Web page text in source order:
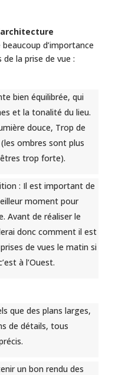
beaucoup d’importance
la prise de vue :
bien équilibrée, qui
et la tonalité du lieu.
douce, Trop de
ombres sont plus
trop forte).
: Il est important de
moment pour
Avant de réaliser le
donc comment il est
de vues le matin si
à l’Ouest.
que des plans larges,
de détails, tous
un bon rendu des